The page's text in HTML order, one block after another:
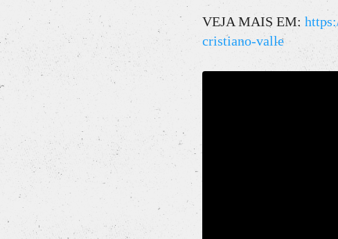
VEJA MAIS EM:
cristiano-valle